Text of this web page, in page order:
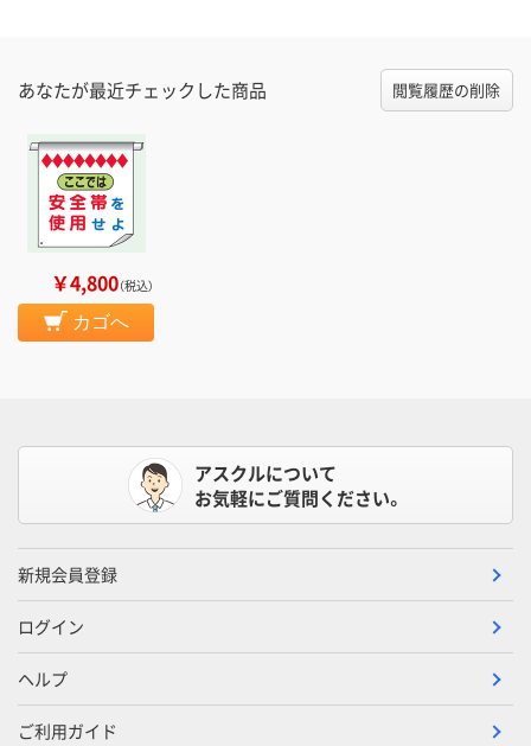
あなたが最近チェックした商品 閲覧履歴の削除
￥4,800（税込）
カゴへ
アスクルについて
お気軽にご質問ください。
新規会員登録
ログイン
ヘルプ
ご利用ガイド